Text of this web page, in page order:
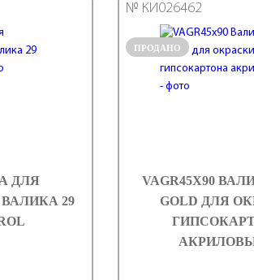
ДЛЯ
29
ПРОДАНО
№ КИ026462
VAGR45X90
GOLD ДЛЯ